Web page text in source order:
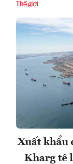
Thế giới
Xuất khẩu
Kharg tê